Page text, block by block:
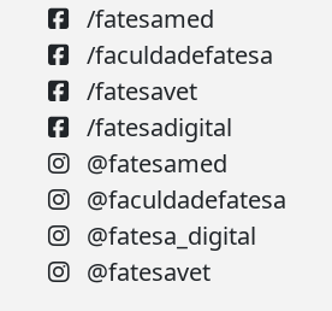
/fatesamed
/faculdadefatesa
/fatesavet
/fatesadigital
@fatesamed
@faculdadefatesa
@fatesa_digital
@fatesavet